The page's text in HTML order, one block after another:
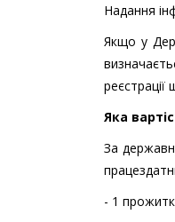
Надання
Якщо у
Яка
За
- 1